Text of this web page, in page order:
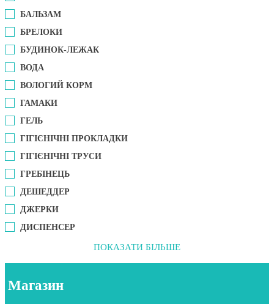
БАЛЬЗАМ
БРЕЛОКИ
БУДИНОК-ЛЕЖАК
ВОДА
ВОЛОГИЙ КОРМ
ГАМАКИ
ГЕЛЬ
ГІГІЄНІЧНІ ПРОКЛАДКИ
ГІГІЄНІЧНІ ТРУСИ
ГРЕБІНЕЦЬ
ДЕШЕДДЕР
ДЖЕРКИ
ДИСПЕНСЕР
ПОКАЗАТИ БІЛЬШЕ
Магазин